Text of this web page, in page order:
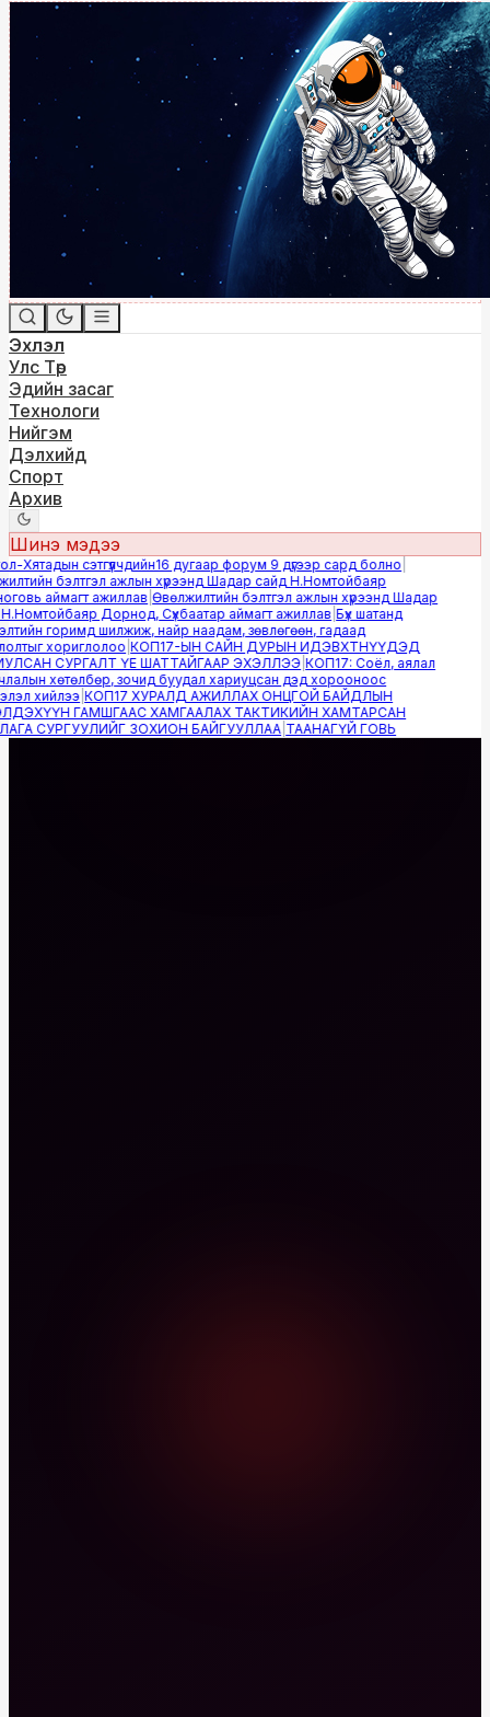
Эхлэл
Улс Төр
Эдийн засаг
Технологи
Нийгэм
Дэлхийд
Спорт
Архив
Шинэ мэдээ
Хятадын сэтгүүлчдийн16 дугаар форум 9 дүгээр сард болно|
бэлтгэл ажлын хүрээнд Шадар сайд Н.Номтойбаяр
аймагт ажиллав|Өвөлжилтийн бэлтгэл ажлын хүрээнд Шадар
Дорнод, Сүхбаатар аймагт ажиллав|Бүх шатанд
горимд шилжиж, найр наадам, зөвлөгөөн, гадаад
хориглолоо|КОП17-ЫН САЙН ДУРЫН ИДЭВХТНҮҮДЭД
СУРГАЛТ ҮЕ ШАТТАЙГААР ЭХЭЛЛЭЭ|КОП17: Соёл, аялал
хөтөлбөр, зочид буудал хариуцсан дэд хорооноос
хийлээ|КОП17 ХУРАЛД АЖИЛЛАХ ОНЦГОЙ БАЙДЛЫН
ГАМШГААС ХАМГААЛАХ ТАКТИКИЙН ХАМТАРСАН
СУРГУУЛИЙГ ЗОХИОН БАЙГУУЛЛАА|ТААНАГҮЙ ГОВЬ